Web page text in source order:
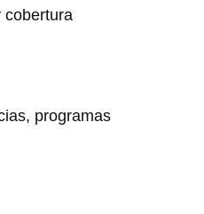
cobertura
programas